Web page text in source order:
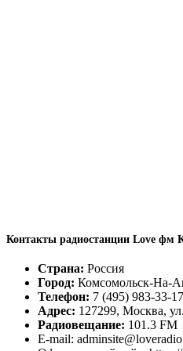
Контакты радиостанции Love фм
Страна: Россия
Город: Комсомольск-На-
Телефон: 7 (495) 983-33-
Адрес: 127299, Москва,
Радиовещание: 101.3 FM
E-mail: